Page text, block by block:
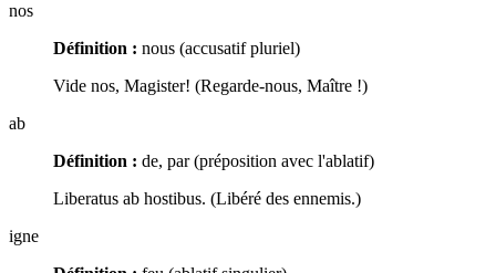
nos
Définition : nous (accusatif pluriel)
Vide nos, Magister! (Regarde-nous, Maître !)
ab
Définition : de, par (préposition avec l'ablatif)
Liberatus ab hostibus. (Libéré des ennemis.)
igne